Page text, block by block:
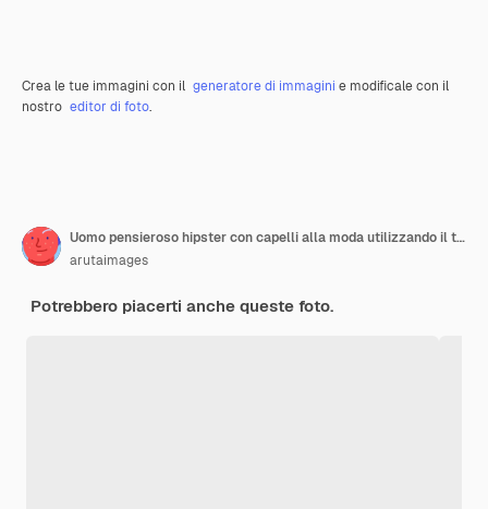
Crea le tue immagini con il generatore di immagini e modificale con il
nostro editor di foto.
Uomo pensieroso hipster con capelli alla moda utilizzando il telefono cellulare che legge un messaggio di testo, lo shopping online
arutaimages
Potrebbero piacerti anche queste foto.